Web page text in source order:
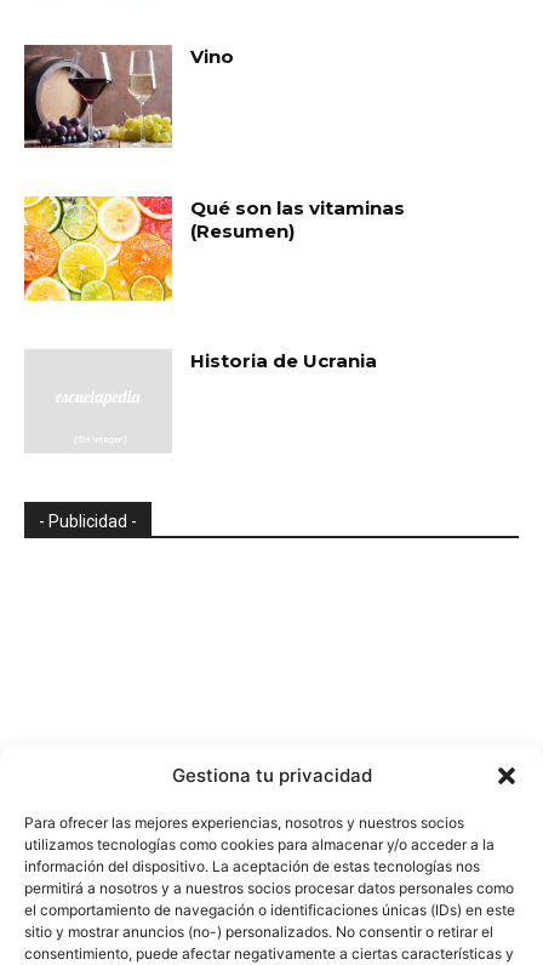
Gestiona tu privacidad
Para ofrecer las mejores experiencias, nosotros y nuestros socios
utilizamos tecnologías como cookies para almacenar y/o acceder a la
información del dispositivo. La aceptación de estas tecnologías nos
permitirá a nosotros y a nuestros socios procesar datos personales como
el comportamiento de navegación o identificaciones únicas (IDs) en este
sitio y mostrar anuncios (no-) personalizados. No consentir o retirar el
consentimiento, puede afectar negativamente a ciertas características y
Vino
Qué son las vitaminas
(Resumen)
Historia de Ucrania
- Publicidad -